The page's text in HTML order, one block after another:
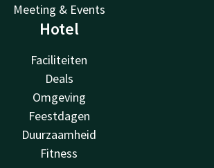
Meeting & Events
Hotel
Faciliteiten
Deals
Omgeving
Feestdagen
Duurzaamheid
Fitness